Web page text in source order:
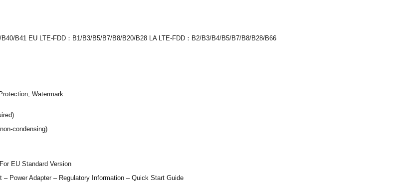
B41 EU LTE-FDD：B1/B3/B5/B7/B8/B20/B28 LA LTE-FDD：B2/B3/B4/B5/B7/B8/B28/B66
Watermark
condensing)
EU Standard Version
Power Adapter – Regulatory Information – Quick Start Guide